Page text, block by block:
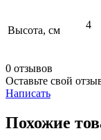
Высота, см 4
0 отзывов
Оставьте свой
Написать
Похожие